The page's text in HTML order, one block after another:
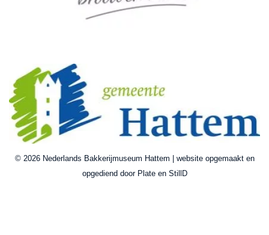
© 2026 Nederlands Bakkerijmuseum Hattem | website opgemaakt en
opgediend door Plate en StillD